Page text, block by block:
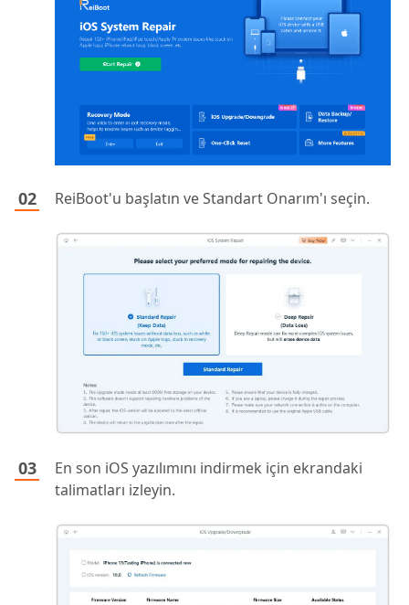
ReiBoot'u başlatın ve Standart Onarım'ı seçin.
En son iOS yazılımını indirmek için ekrandaki
talimatları izleyin.